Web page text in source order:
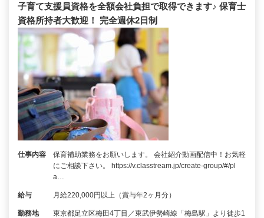
子育て支援員資格を全額会社負担で取得できます♪ 保育士
資格所持者大歓迎！ 完全週休2日制
仕事内容
保育補助業務をお願いします。 会社紹介動画配信中！お気軽
にご相談下さい。 https://v.classtream.jp/create-group/#/pl
a…
給与 月給220,000円以上（賞与年2ヶ月分）
勤務地
東京都足立区梅田4丁目／東武伊勢崎線「梅島駅」より徒歩1